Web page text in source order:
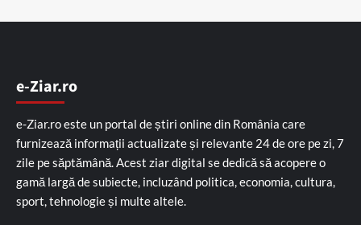
e-Ziar.ro
e-Ziar.ro este un portal de știri online din România care
furnizează informații actualizate și relevante 24 de ore pe zi, 7
zile pe săptămână. Acest ziar digital se dedică să acopere o
gamă largă de subiecte, incluzând politica, economia, cultura,
sport, tehnologie și multe altele.